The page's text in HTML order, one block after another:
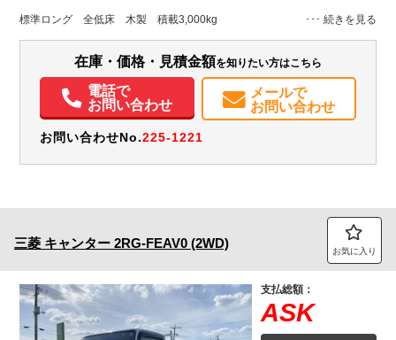
千葉県
W:1,780
H:385
W:1,930
H:2,170
無
装備情報
エアコン パワステ パワーウィンドウ エアバッグ
集中ドアロック
電動格納ミラー
ETC バックモニター
取扱説明書（一部含む）
メンテナンスノート（保証書）
標準ロング 全低床 木製 積載3,000kg
在庫・価格・見積金額を知りたい方はこちら
電話で
お問い合わせ
メールで
お問い合わせ
お問い合わせNo.225-1221
三菱 キャンター 2RG-FEAV0 (2WD) お気に入り
支払総額：
ASK